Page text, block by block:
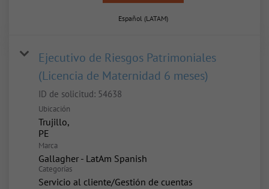
Español (LATAM)
Ejecutivo de Riesgos Patrimoniales
(Licencia de Maternidad 6 meses)
ID de solicitud: 54638
Ubicación
Trujillo,
Marca
Gallagher - LatAm Spanish
Categorías
Servicio al cliente/Gestión de cuentas